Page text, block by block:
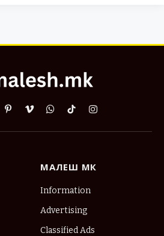
PinterestVimeoWhatsApp
TikTokInstagram
МАЛЕШ МК
Information
Advertising
Classified Ads